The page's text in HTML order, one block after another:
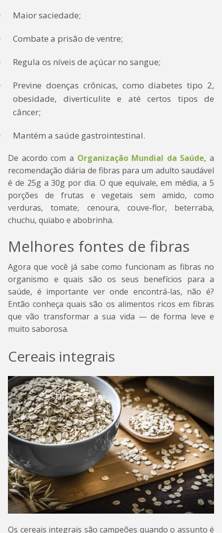
Maior saciedade;
Combate a prisão de ventre;
Regula os níveis de açúcar no sangue;
Previne doenças crônicas, como diabetes tipo 2,
obesidade, diverticulite e até certos tipos de
câncer;
Mantém a saúde gastrointestinal.
De acordo com a Organização Mundial da Saúde, a
recomendação diária de fibras para um adulto saudável
é de 25g a 30g por dia. O que equivale, em média, a 5
porções de frutas e vegetais sem amido, como
verduras, tomate, cenoura, couve-flor, beterraba,
chuchu, quiabo e abobrinha.
Melhores fontes de fibras
Agora que você já sabe como funcionam as fibras no
organismo e quais são os seus benefícios para a
saúde, é importante ver onde encontrá-las, não é?
Então conheça quais são os alimentos ricos em fibras
que vão transformar a sua vida — de forma leve e
muito saborosa.
Cereais integrais
Os cereais integrais são campeões quando o assunto é